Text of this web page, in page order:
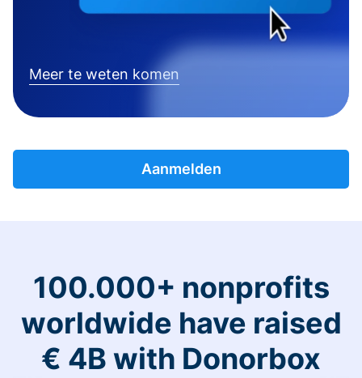
Meer te weten komen
Aanmelden
100.000+ nonprofits
worldwide have raised
€ 4B with Donorbox